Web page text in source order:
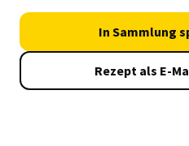
In Sammlung
Rezept als E-